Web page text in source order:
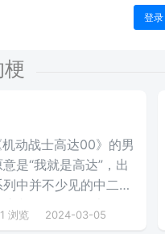
登录
动战士高达00》的男
是“我就是高达”，出
中并不少见的中二少
哒则是这句话的音
浏览 2024-03-05